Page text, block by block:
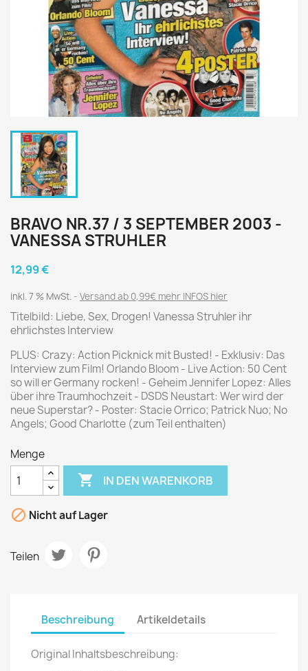
BRAVO NR.37 / 3 SEPTEMBER 2003 -
VANESSA STRUHLER
12,99 €
inkl. 7 % MwSt. Versand ab 0,99€ mehr INFOS hier
Titelbild: Liebe, Sex, Drogen! Vanessa Struhler ihr
ehrlichstes Interview
PLUS: Crazy: Action Picknick mit Busted! - Exklusiv: Das
Interview zum Film! Orlando Bloom - Live Action: 50 Cent
so will er Germany rocken! - Geheim Jennifer Lopez: Alles
über ihre Traumhochzeit - DSDS Neustart: Wer wird der
neue Superstar? - Poster: Stacie Orrico; Patrick Nuo; No
Angels; Good Charlotte (zum Teil enthalten)
Menge
 IN DEN WARENKORB
 Nicht auf Lager
Teilen
Beschreibung Artikeldetails
Original Inhaltsbeschreibung: